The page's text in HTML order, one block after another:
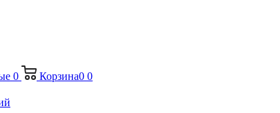
0 Корзина0 0